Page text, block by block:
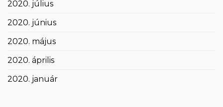
2020. július
2020. június
2020. május
2020. április
2020. január